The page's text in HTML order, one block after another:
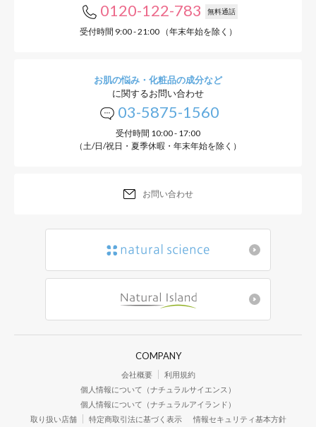
0120-122-783 無料通話
受付時間 9:00 - 21:00 （年末年始を除く）
お肌の悩み・化粧品の成分など
に関するお問い合わせ
03-5875-1560
受付時間 10:00 - 17:00
（土/日/祝日・夏季休暇・年末年始を除く）
お問い合わせ
COMPANY
会社概要
利用規約
個人情報について（ナチュラルサイエンス）
個人情報について（ナチュラルアイランド）
取り扱い店舗
特定商取引法に基づく表示 情報セキュリティ基本方針